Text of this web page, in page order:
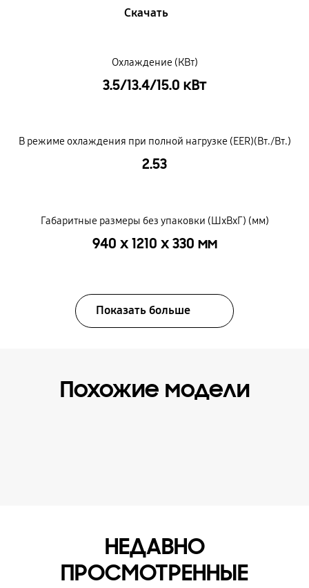
Скачать
Охлаждение (КВт)
3.5/13.4/15.0 кВт
В режиме охлаждения при полной нагрузке (EER)(Вт./Вт.)
2.53
Габаритные размеры без упаковки (ШxВxГ) (мм)
940 x 1210 x 330 мм
Показать больше
Похожие модели
НЕДАВНО
ПРОСМОТРЕННЫЕ